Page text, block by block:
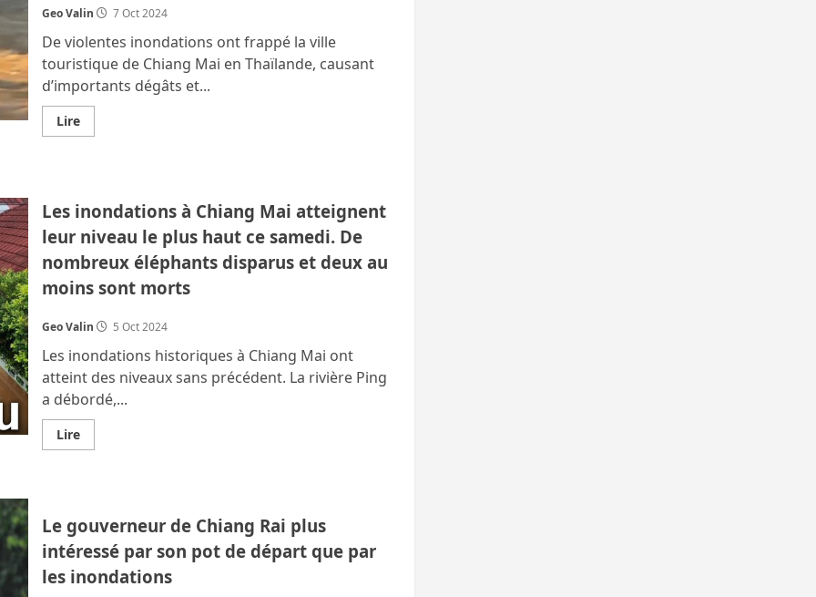
de
300
kg
Geo Valin 7 Oct 2024
De violentes inondations ont frappé la ville
touristique de Chiang Mai en Thaïlande, causant
d’importants dégâts et...
LireEn
savoir
Chiang
Mai
dans
les
inondations
dont
une
personne
à
bord
d’un
bateau
de
sauvetage
qui
chaviré
Les inondations à Chiang Mai atteignent
leur niveau le plus haut ce samedi. De
nombreux éléphants disparus et deux au
moins sont morts
Geo Valin 5 Oct 2024
Les inondations historiques à Chiang Mai ont
atteint des niveaux sans précédent. La rivière Ping
a débordé,...
LireEn
savoir
Chiang
Mai
atteignent
leur
niveau
le
Le gouverneur de Chiang Rai plus
intéressé par son pot de départ que par
les inondations